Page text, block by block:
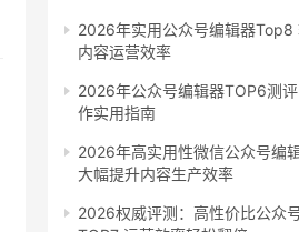
2026年实用公众号编辑器Top8
内容运营效率
2026年公众号编辑器TOP6测
作实用指南
2026年高实用性微信公众号编
大幅提升内容生产效率
2026权威评测：高性价比公众